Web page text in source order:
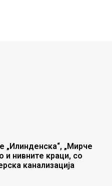
„Илинденска“, „Мирче
и нивните краци, со
канализација